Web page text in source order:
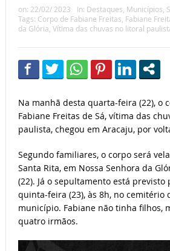
on: 22/02/ 2023 In: Destaques, Municípios,
Tags: Corpo de Fabiane Freitas, Fabiane
da Glória, Vítima das chuvas no litoral
Na manhã desta quarta-feira (22), o
Fabiane Freitas de Sá, vítima das
paulista, chegou em Aracaju, por
Segundo familiares, o corpo será
Santa Rita, em Nossa Senhora da
(22). Já o sepultamento está
quinta-feira (23), às 8h, no cemitério
município. Fabiane não tinha filhos,
quatro irmãos.